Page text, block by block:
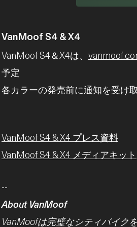
VanMoof S4 & X4
VanMoof S4＆X4は、
予定
各カラーの発売前に通知を受け
VanMoof S4 & X4 プレス資料
VanMoof S4 & X4 メディアキット
--
About VanMoof
VanMoofは完璧なシティバイク